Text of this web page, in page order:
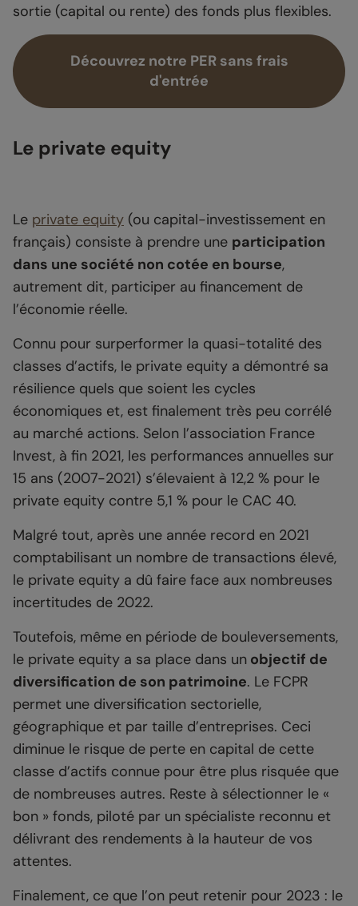
sortie (capital ou rente) des fonds plus flexibles.
Découvrez notre PER sans frais
d'entrée
Le private equity
Le private equity (ou capital-investissement en
français) consiste à prendre une participation
dans une société non cotée en bourse,
autrement dit, participer au financement de
l’économie réelle.
Connu pour surperformer la quasi-totalité des
classes d’actifs, le private equity a démontré sa
résilience quels que soient les cycles
économiques et, est finalement très peu corrélé
au marché actions. Selon l’association France
Invest, à fin 2021, les performances annuelles sur
15 ans (2007-2021) s’élevaient à 12,2 % pour le
private equity contre 5,1 % pour le CAC 40.
Malgré tout, après une année record en 2021
comptabilisant un nombre de transactions élevé,
le private equity a dû faire face aux nombreuses
incertitudes de 2022.
Toutefois, même en période de bouleversements,
le private equity a sa place dans un objectif de
diversification de son patrimoine. Le FCPR
permet une diversification sectorielle,
géographique et par taille d’entreprises. Ceci
diminue le risque de perte en capital de cette
classe d’actifs connue pour être plus risquée que
de nombreuses autres. Reste à sélectionner le «
bon » fonds, piloté par un spécialiste reconnu et
délivrant des rendements à la hauteur de vos
attentes.
Finalement, ce que l’on peut retenir pour 2023 : le